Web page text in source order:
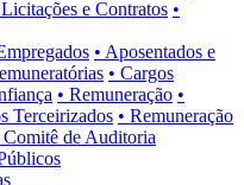
e Contratos •
• Aposentados e
• Cargos
• Remuneração •
Terceirizados • Remuneração
de Auditoria